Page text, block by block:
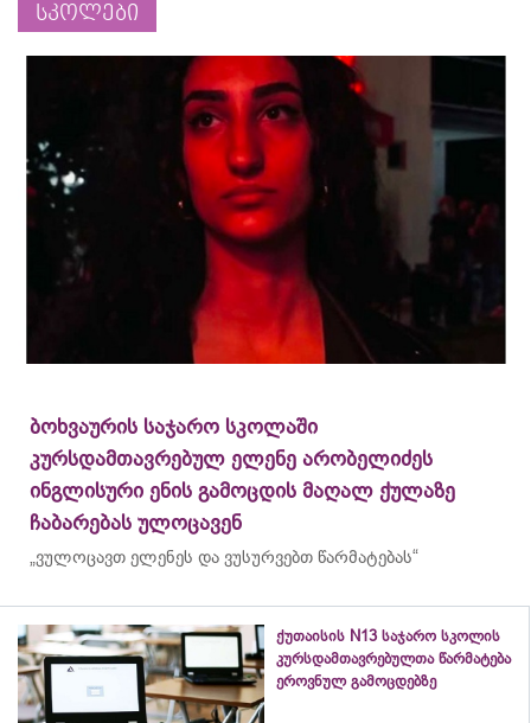
სკოლები
ბოხვაურის საჯარო სკოლაში
კურსდამთავრებულ ელენე არობელიძეს
ინგლისური ენის გამოცდის მაღალ ქულაზე
ჩაბარებას ულოცავენ
„ვულოცავთ ელენეს და ვუსურვებთ წარმატებას“
ქუთაისის N13 საჯარო სკოლის
კურსდამთავრებულთა წარმატება
ეროვნულ გამოცდებზე